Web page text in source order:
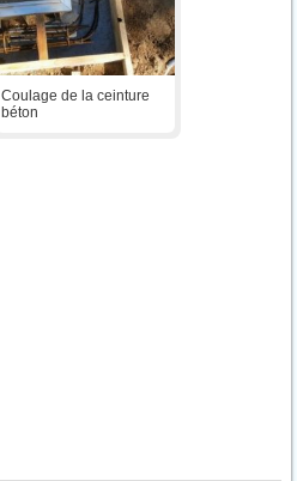
Coulage de la ceinture
béton